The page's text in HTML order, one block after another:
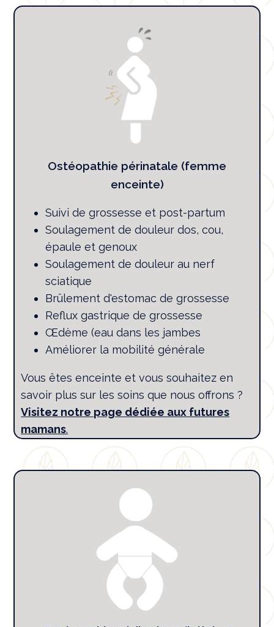
Ostéopathie périnatale (femme
enceinte)
Suivi de grossesse et post-partum
Soulagement de douleur dos, cou,
épaule et genoux
Soulagement de douleur au nerf
sciatique
Brûlement d'estomac de grossesse
Reflux gastrique de grossesse
Œdème (eau dans les jambes
Améliorer la mobilité générale
Vous êtes enceinte et vous souhaitez en
savoir plus sur les soins que nous offrons ?
Visitez notre page dédiée aux futures
mamans.